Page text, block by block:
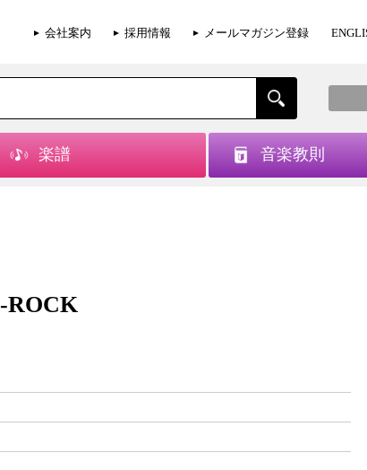
会社案内 採用情報 メールマガジン登録
楽譜 音楽教則
ROCK